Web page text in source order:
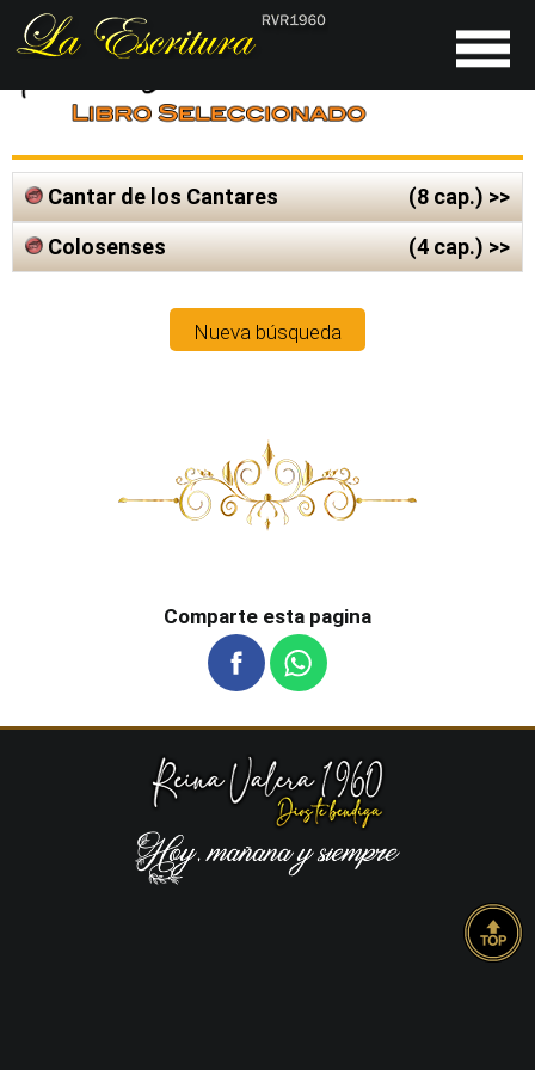
Cantar de los Cantares
(8 cap.) >>
Colosenses
(4 cap.) >>
Nueva búsqueda
Comparte esta pagina